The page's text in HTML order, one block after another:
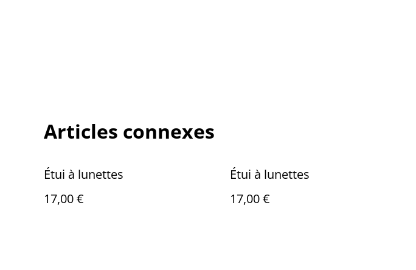
Articles connexes
Étui à lunettes
17,00 €
Étui à lunettes
17,00 €